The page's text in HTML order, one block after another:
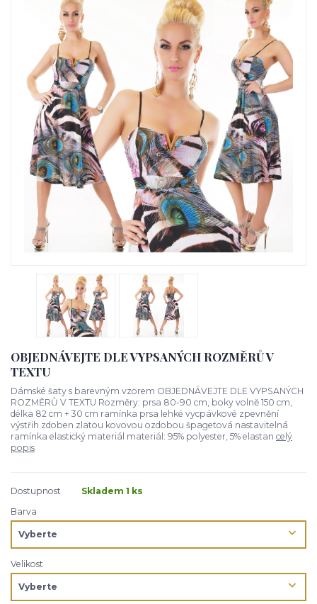
OBJEDNÁVEJTE DLE VYPSANÝCH ROZMĚRŮ V
TEXTU
Dámské šaty s barevným vzorem OBJEDNÁVEJTE DLE VYPSANÝCH
ROZMĚRŮ V TEXTU Rozměry: prsa 80-90 cm, boky volně 150 cm,
délka 82 cm + 30 cm ramínka prsa lehké vycpávkové zpevnění
výstřih zdoben zlatou kovovou ozdobou špagetová nastavitelná
ramínka elastický materiál materiál: 95% polyester, 5% elastan celý
popis
Dostupnost
Skladem 1 ks
Barva
Velikost